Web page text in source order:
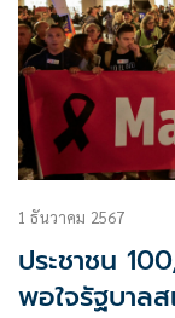
1 ธันวาคม 2567
ประชาชน
พอใจรัฐบาล